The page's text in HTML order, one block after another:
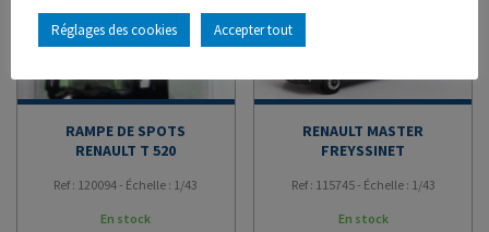
RAMPE DE SPOTS
RENAULT T 520
Ref : 120094 - Échelle : 1/43
En stock
RENAULT MASTER
FREYSSINET
Ref : 115745 - Échelle : 1/43
En stock
Réglages des cookies Accepter tout